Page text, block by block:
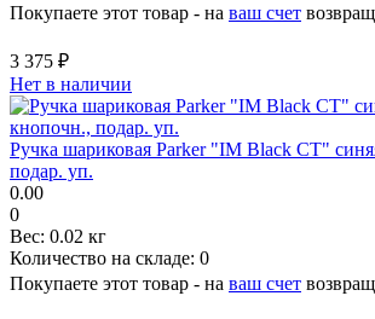
Покупаете этот товар - на ваш счет
3 375 ₽
Нет в наличии
Ручка шариковая Parker "IM Black CT"
подар. уп.
0.00
0
Вес: 0.02 кг
Количество на складе: 0
Покупаете этот товар - на ваш счет